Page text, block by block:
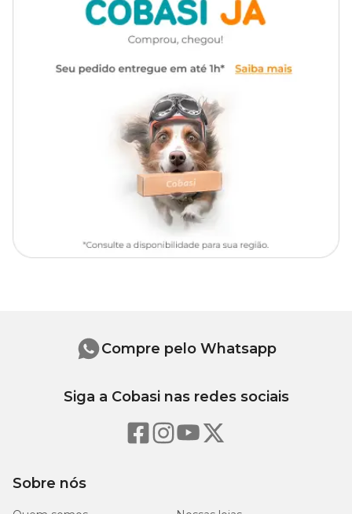
Quando verificar que refil do filtro está saturado, desligue o filtro,
abra a tampa e substitua o refil por um novo. Após a troca,
complete a água do filtro e volte a ligar na tomada.
Sobre nós
Compre pelo Whatsapp
Siga a Cobasi nas redes sociais